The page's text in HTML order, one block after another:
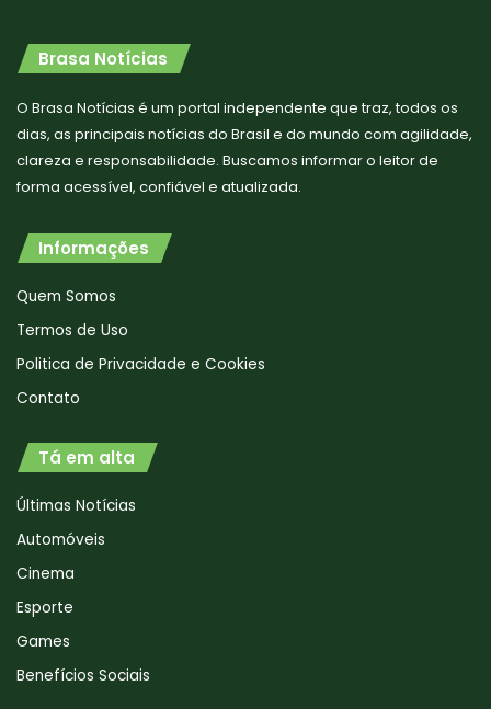
Brasa Notícias
O Brasa Notícias é um portal independente que traz, todos os
dias, as principais notícias do Brasil e do mundo com agilidade,
clareza e responsabilidade. Buscamos informar o leitor de
forma acessível, confiável e atualizada.
Informações
Quem Somos
Termos de Uso
Politica de Privacidade e Cookies
Contato
Tá em alta
Últimas Notícias
Automóveis
Cinema
Esporte
Games
Benefícios Sociais